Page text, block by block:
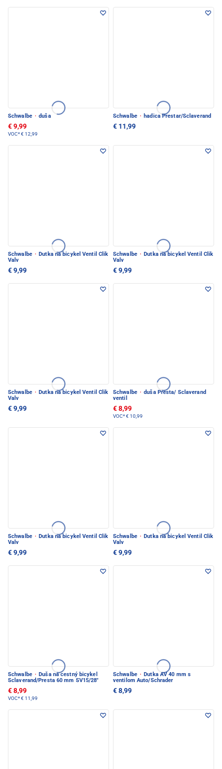
Schwalbe · duša
€ 9,99
VOC*€ 12,99
Schwalbe · hadica Prestar/Sclaverand
€ 11,99
Schwalbe · Dutka na bicykel Ventil Clik
Valv
€ 9,99
Schwalbe · Dutka na bicykel Ventil Clik
Valv
€ 9,99
Schwalbe · Dutka na bicykel Ventil Clik
Valv
€ 9,99
Schwalbe · duša Presta/ Sclaverand
ventil
€ 8,99
VOC*€ 10,99
Schwalbe · Dutka na bicykel Ventil Clik
Valv
€ 9,99
Schwalbe · Dutka na bicykel Ventil Clik
Valv
€ 9,99
Schwalbe · Duša na cestný bicykel
Sclaverand/Presta 60 mm SV15/28"
€ 8,99
VOC*€ 11,99
Schwalbe · Dutka AV 40 mm s
ventilom Auto/Schrader
€ 8,99